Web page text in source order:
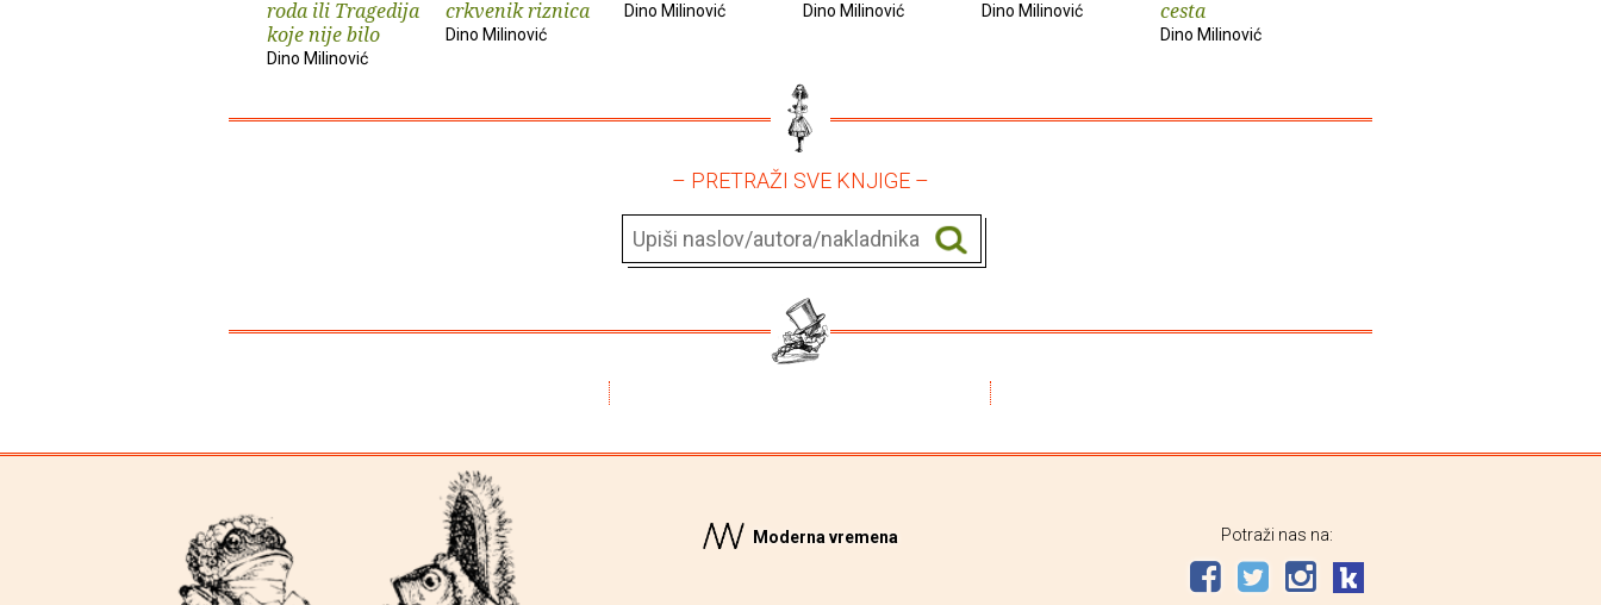
roda ili Tragedija
koje nije bilo
Dino Milinović
crkvenik riznica
Dino Milinović
Dino Milinović Dino Milinović Dino Milinović
cesta
Dino Milinović
– PRETRAŽI SVE KNJIGE –
Moderna vremena Potraži nas na: